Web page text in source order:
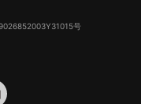
号